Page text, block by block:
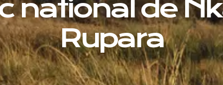
national de
Rupara